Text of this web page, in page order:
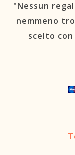
"Nessun
nemmeno
scelto